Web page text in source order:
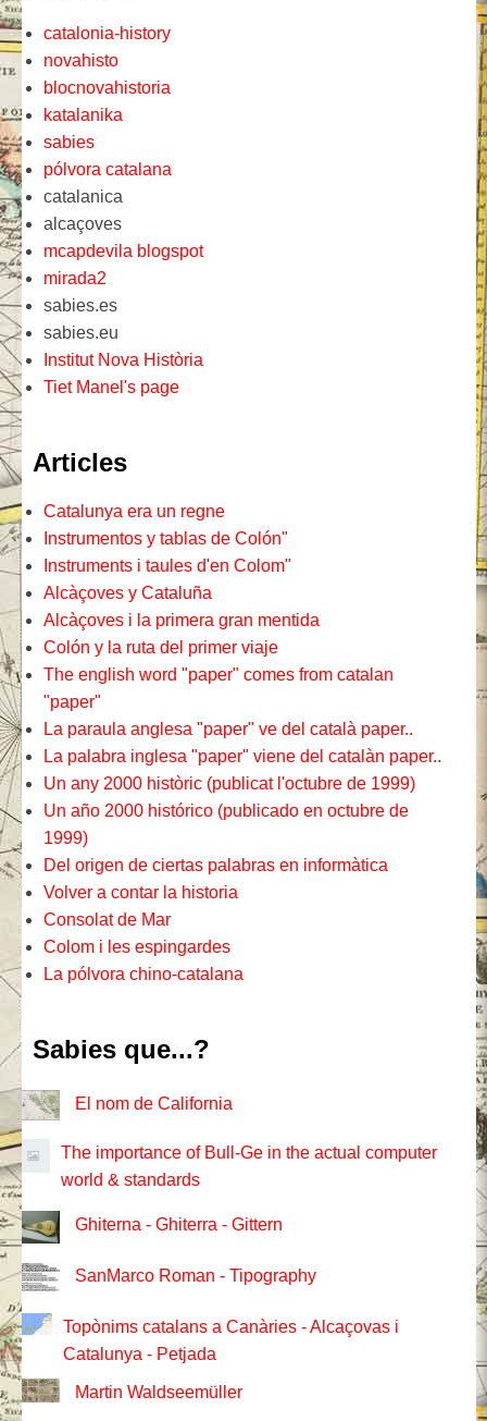
catalonia-history
novahisto
blocnovahistoria
katalanika
sabies
pólvora catalana
catalanica
alcaçoves
mcapdevila blogspot
mirada2
sabies.es
sabies.eu
Institut Nova Història
Tiet Manel's page
Articles
Catalunya era un regne
Instrumentos y tablas de Colón"
Instruments i taules d'en Colom"
Alcàçoves y Cataluña
Alcàçoves i la primera gran mentida
Colón y la ruta del primer viaje
The english word "paper" comes from catalan
"paper"
La paraula anglesa "paper" ve del català paper..
La palabra inglesa "paper" viene del catalàn paper..
Un any 2000 històric (publicat l'octubre de 1999)
Un año 2000 histórico (publicado en octubre de
1999)
Del origen de ciertas palabras en informàtica
Volver a contar la historia
Consolat de Mar
Colom i les espingardes
La pólvora chino-catalana
Sabies que...?
El nom de California
The importance of Bull-Ge in the actual computer
world & standards
Ghiterna - Ghiterra - Gittern
SanMarco Roman - Tipography
Topònims catalans a Canàries - Alcaçovas i
Catalunya - Petjada
Martin Waldseemüller